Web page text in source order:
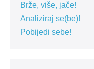
Brže, više, jače!
Analiziraj se(be)!
Pobijedi sebe!